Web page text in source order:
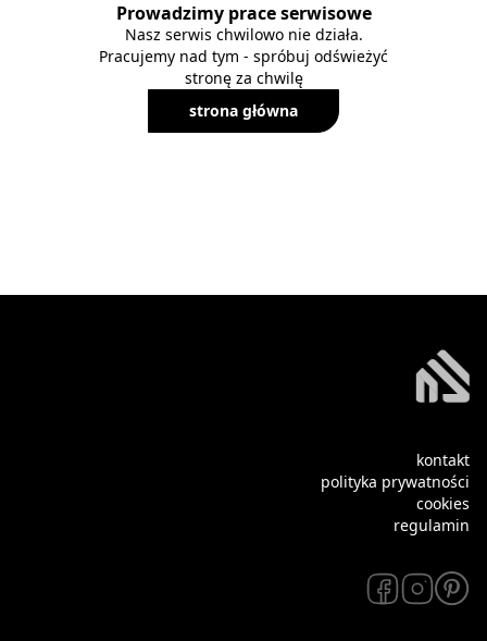
Prowadzimy prace serwisowe
Nasz serwis chwilowo nie działa.
Pracujemy nad tym - spróbuj odświeżyć
stronę za chwilę
strona główna
kontakt
polityka prywatności
cookies
regulamin